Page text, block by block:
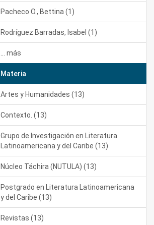
Pacheco O., Bettina (1)
Rodríguez Barradas, Isabel (1)
... más
Materia
Artes y Humanidades (13)
Contexto. (13)
Grupo de Investigación en Literatura
Latinoamericana y del Caribe (13)
Núcleo Táchira (NUTULA) (13)
Postgrado en Literatura Latinoamericana
y del Caribe (13)
Revistas (13)